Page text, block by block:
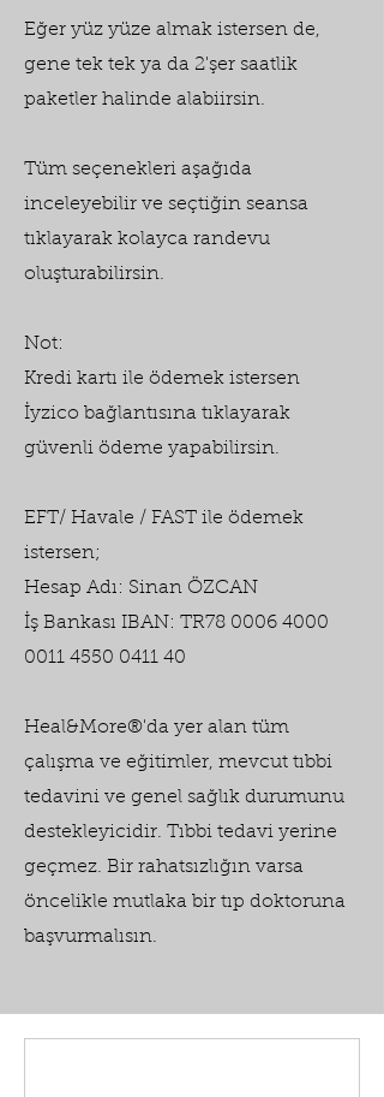
Eğer yüz yüze almak istersen de,
gene tek tek ya da 2'şer saatlik
paketler halinde alabiirsin.
Tüm seçenekleri aşağıda
inceleyebilir ve seçtiğin seansa
tıklayarak kolayca randevu
oluşturabilirsin.
Not:
Kredi kartı ile ödemek istersen
İyzico bağlantısına tıklayarak
güvenli ödeme yapabilirsin.
EFT/ Havale / FAST ile ödemek
istersen;
Hesap Adı: Sinan ÖZCAN
İş Bankası IBAN: TR78 0006 4000
0011 4550 0411 40
Heal&More®'da yer alan tüm
çalışma ve eğitimler, mevcut tıbbi
tedavini ve genel sağlık durumunu
destekleyicidir. Tıbbi tedavi yerine
geçmez. Bir rahatsızlığın varsa
öncelikle mutlaka bir tıp doktoruna
başvurmalısın.